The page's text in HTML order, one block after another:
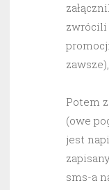
zwrócili
Potem
(owe
jest
sms-a